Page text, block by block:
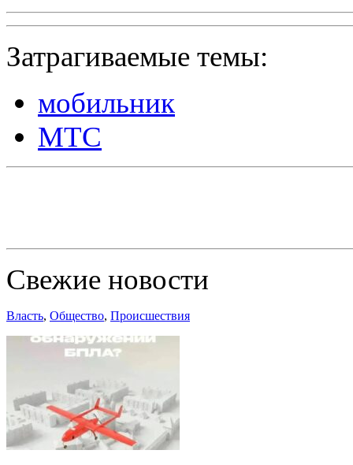
Затрагиваемые темы:
мобильник
МТС
Свежие новости
Власть, Общество, Происшествия